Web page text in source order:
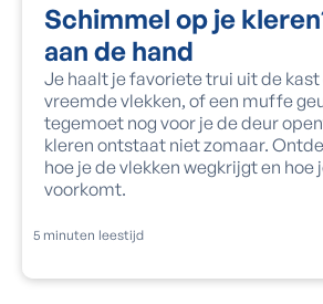
Schimmel op je
aan de hand
Je haalt je favoriete trui uit de kast
vreemde vlekken, of een muffe
tegemoet nog voor je de deur
kleren ontstaat niet zomaar.
hoe je de vlekken wegkrijgt en hoe
voorkomt.
5 minuten leestijd